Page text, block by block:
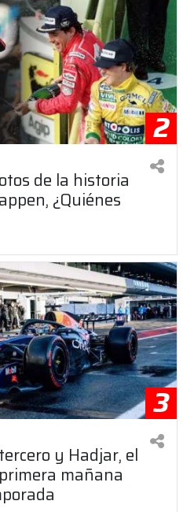
2
de la historia
¿Quiénes
3
y Hadjar, el
mañana